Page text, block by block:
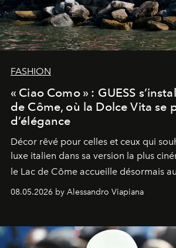
FASHION
« Ciao Como » : GUESS
de Côme, où la Dolce Vita se
d’élégance
Décor rêvé pour celles et ceux qui
luxe italien dans sa version la plus
le Lac de Côme accueille désormais
signe un takeover entre boutiques,
fragrances. L’une des opérations de
08.05.2026 by Alessandro Viapiana